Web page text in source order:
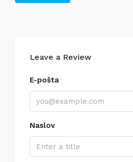
Leave a Review
E-pošta
Naslov